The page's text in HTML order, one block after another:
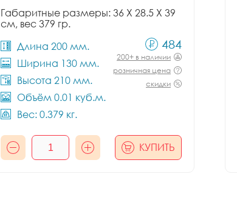
Габаритные размеры: 36 X 28.5 X 39
см, вес 379 гр.
Длина 200 мм.
Ширина 130 мм.
Высота 210 мм.
Объём 0.01 куб.м.
Вес: 0.379 кг.
484
200+ в наличии
розничная цена
скидки
КУПИТЬ